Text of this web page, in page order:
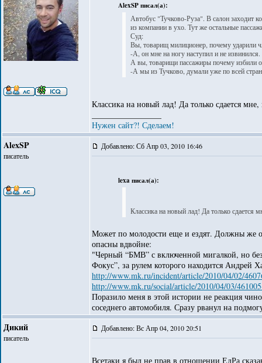
AlexSP писал(а):
Автобус "Тучково-Руза". В салон заходит
из компании в ухо. Тут же остальные
Суд:
Вы, товарищ милиционер, почему ударили
-А, он мне на ногу наступил и не извинился.
А вы, товарищи пассажиры почему избили
-А мы из Тучково, думали уже по всей
Классика на новый лад! Да только сдается
Нужен сайт?! Сделаем!
AlexSP
писатель
Добавлено: Сб Апр 03, 2010 16:46
lexa писал(а):
Классика на новый лад! Да только сдается
Может по молодости еще и ездят. Должны же
опасны вдвойне:
"Черный “БМВ” с включенной мигалкой, но
Фокус”, за рулем которого находится Андрей
http://www.mk.ru/incident/article/2010/04/02/
http://www.mk.ru/social/article/2010/04/03/
Поразило меня в этой истории не реакция
соседнего автомобиля. Сразу рванул на
Дикий
писатель
Добавлено: Вс Апр 04, 2010 20:51
Всетаки я был не прав в отношении ЕдРа